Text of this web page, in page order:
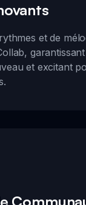
et de
et excitant